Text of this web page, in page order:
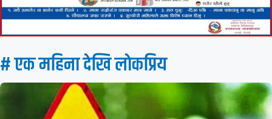
# एक महिना देखि लाेकप्रिय